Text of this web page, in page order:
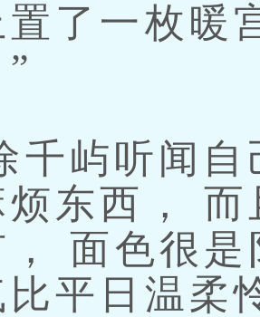
置了一枚暖
屿听闻自
烦东西，
， 面色很
比平日温柔